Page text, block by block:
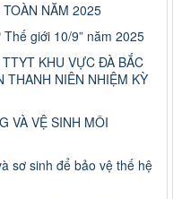
NĂM 2025
giới 10/9” năm 2025
KHU VỰC ĐÀ BẮC
NIÊN NHIỆM KỲ
VÀ VỆ SINH MÔI
sơ sinh để bảo vệ thế hệ
án điện tử